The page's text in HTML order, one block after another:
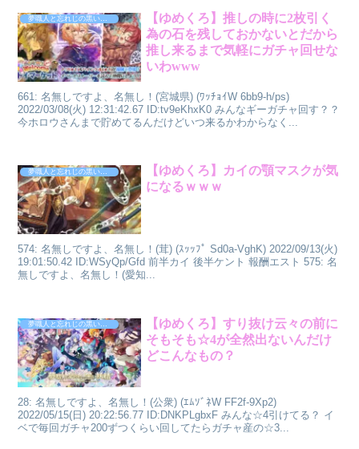
夢職人と忘れじの黒い妖精
【ゆめくろ】推しの時に2枚引く
為の石を残しておかないとだから
推し来るまで気軽にガチャ回せな
いわwww
661: 名無しですよ、名無し！(宮城県) (ﾜｯﾁｮｲW 6bb9-h/ps)
2022/03/08(火) 12:31:42.67 ID:tv9eKhxK0 みんなギーガチャ回す？？
今ホロウさんまで貯めてるんだけどいつ来るかわからなく...
夢職人と忘れじの黒い妖精
【ゆめくろ】カイの顎マスクが気
になるｗｗｗ
574: 名無しですよ、名無し！(茸) (ｽｯｯﾌﾟ Sd0a-VghK) 2022/09/13(火)
19:01:50.42 ID:WSyQp/Gfd 前半カイ 後半ケント 報酬エスト 575: 名
無しですよ、名無し！(愛知...
夢職人と忘れじの黒い妖精
【ゆめくろ】すり抜け云々の前に
そもそも☆4が全然出ないんだけ
どこんなもの？
28: 名無しですよ、名無し！(公衆) (ｴﾑｿﾞﾈW FF2f-9Xp2)
2022/05/15(日) 20:22:56.77 ID:DNKPLgbxF みんな☆4引けてる？ イ
ベで毎回ガチャ200ずつくらい回してたらガチャ産の☆3...